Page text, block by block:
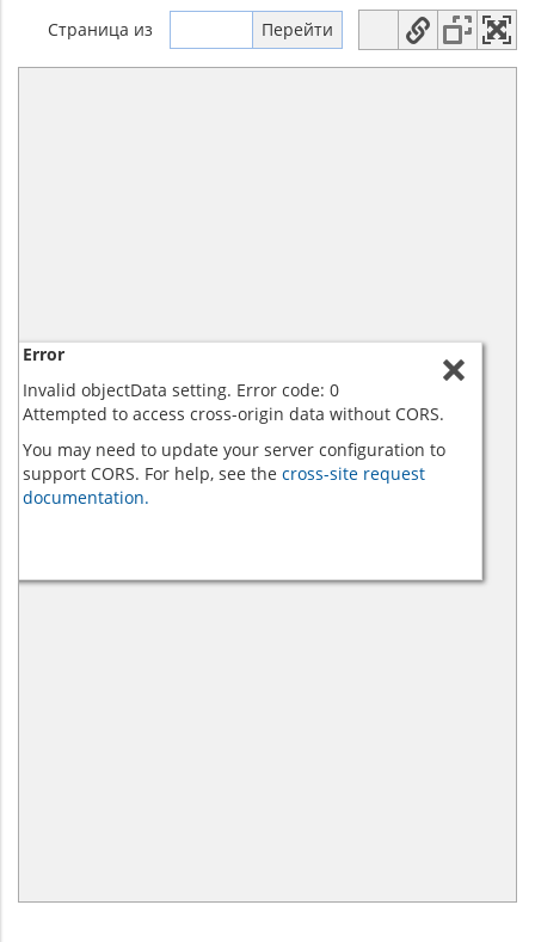
Страница из
Error
Invalid objectData setting. Error code: 0
Attempted to access cross-origin data without CORS.
You may need to update your server configuration to
support CORS. For help, see the cross-site request
documentation.